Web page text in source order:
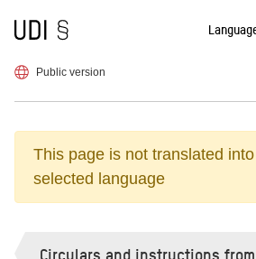
To frontpage
Public version
This page is not translated
selected language
Circulars and instructions